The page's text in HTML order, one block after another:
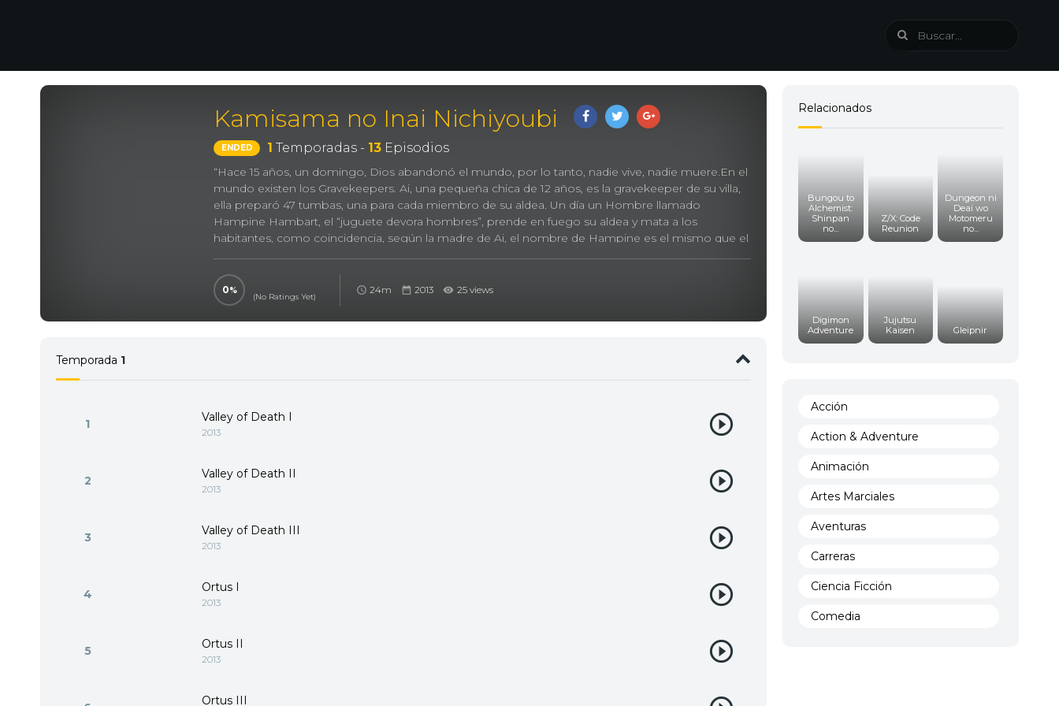
Kamisama no Inai Nichiyoubi
ENDED 1 Temporadas - 13Episodios
“Hace 15 años, un domingo, Dios abandonó el mundo, por lo tanto, nadie vive, nadie muere.En el
mundo existen los Gravekeepers. Ai, una pequeña chica de 12 años, es la gravekeeper de su villa,
ella preparó 47 tumbas, una para cada miembro de su aldea. Un día un Hombre llamado
Hampine Hambart, el “juguete devora hombres”, prende en fuego su aldea y mata a los
habitantes, como coincidencia, según la madre de Ai, el nombre de Hampine es el mismo que el
es su padre.”
0
(No Ratings Yet)
24m 2013 25 views
Temporada 1
1 Valley of Death I
2013
2 Valley of Death II
2013
3 Valley of Death III
2013
4 Ortus I
2013
5 Ortus II
2013
Ortus III
Relacionados
Bungou to
Alchemist:
Shinpan
no...
Z/X: Code
Reunion
Dungeon ni
Deai wo
Motomeru
no...
Digimon
Adventure
Jujutsu
Kaisen
Gleipnir
Acción
Action & Adventure
Animación
Artes Marciales
Aventuras
Carreras
Ciencia Ficción
Comedia